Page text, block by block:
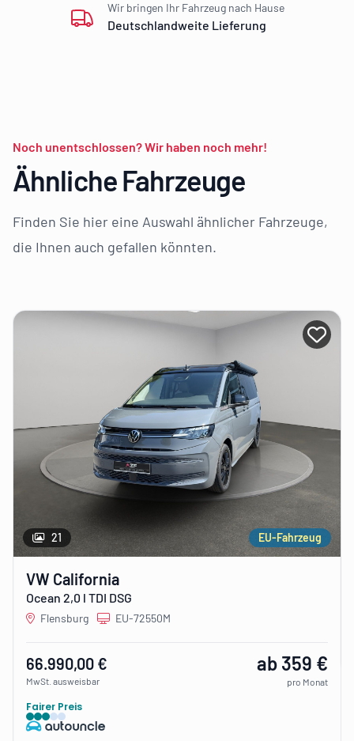
Deutschlandweite Lieferung
Wir bringen Ihr Fahrzeug nach Hause
Noch unentschlossen? Wir haben noch mehr!
Ähnliche Fahrzeuge
Finden Sie hier eine Auswahl ähnlicher Fahrzeuge,
die Ihnen auch gefallen könnten.
Bei
21 EU-Fahrzeug
VW California
Ocean 2,0 l TDI DSG
Flensburg EU-72550M
66.990,00 €
MwSt. ausweisbar
ab 359 €
pro Monat
Fairer Preis